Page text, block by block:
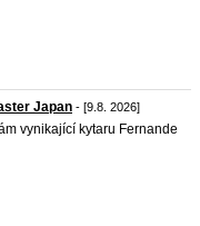
Japan - [9.8. 2026]
vynikající kytaru Fernande